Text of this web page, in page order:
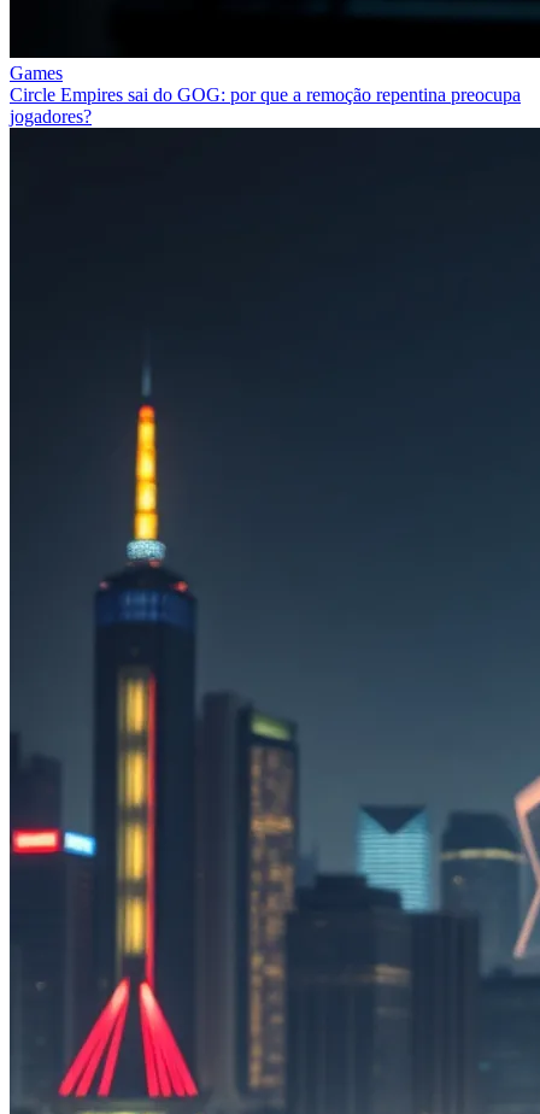
Games
Circle Empires sai do GOG: por que a remoção repentina preocupa
jogadores?